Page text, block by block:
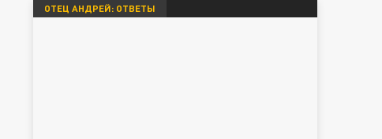
ОТЕЦ АНДРЕЙ: ОТВЕТЫ